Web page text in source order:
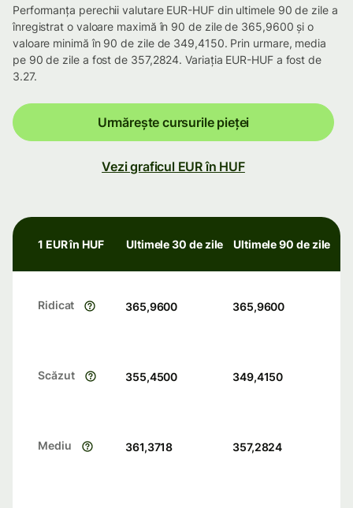
Performanța perechii valutare EUR-HUF din ultimele 90 de zile a
înregistrat o valoare maximă în 90 de zile de 365,9600 și o
valoare minimă în 90 de zile de 349,4150. Prin urmare, media
pe 90 de zile a fost de 357,2824. Variația EUR-HUF a fost de
3.27.
Urmărește cursurile pieței
Vezi graficul EUR în HUF
1 EUR în HUF Ultimele 30 de zile Ultimele 90 de zile
Ridicat 365,9600 365,9600
Scăzut 355,4500 349,4150
Mediu 361,3718 357,2824